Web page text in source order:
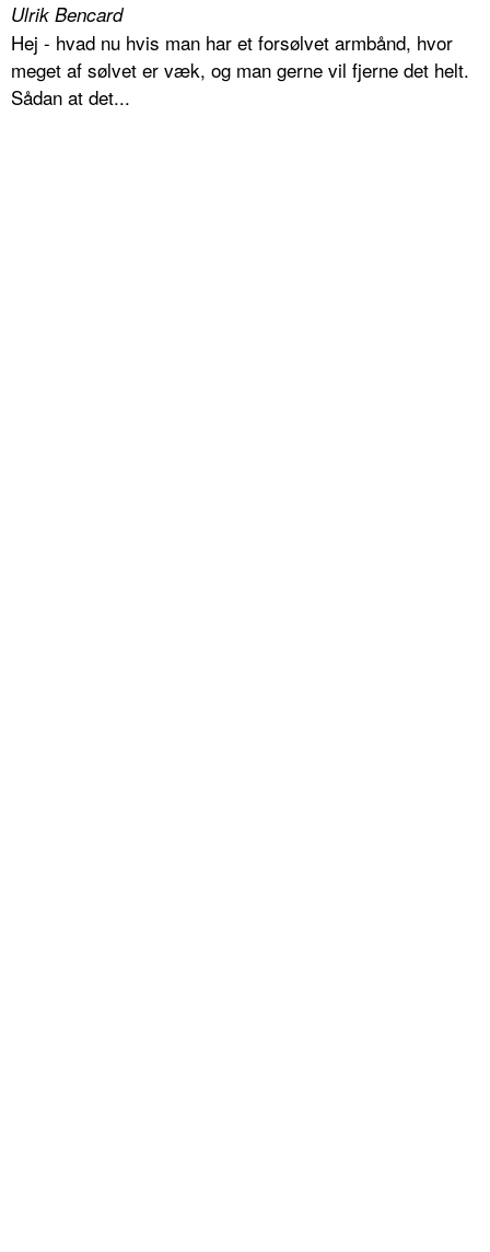
Ulrik Bencard
Hej - hvad nu hvis man har et forsølvet armbånd, hvor
meget af sølvet er væk, og man gerne vil fjerne det helt.
Sådan at det...